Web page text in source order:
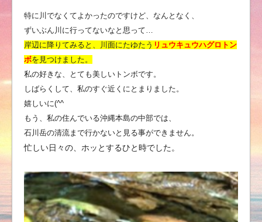
特に川でなくてよかったのですけど、なんとなく、
ずいぶん川に行ってないなと思って…
岸辺に降りてみると、
川面にたゆたう リュウキュウハグロトン
ボを見つけました。
私の好きな、とても美しいトンボです。
しばらくして、私のすぐ近くにとまりました。
嬉しいに(^^
もう、私の住んでいる沖縄本島の中部では、
石川岳の清流まで行かないと見る事ができません。
忙しい日々の、ホッとするひと時でした。